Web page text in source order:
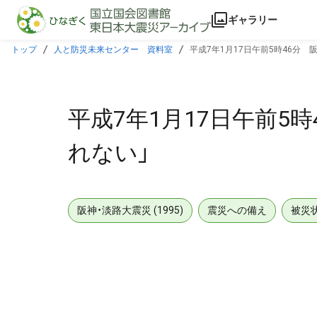
本文に飛ぶ
ギャラリー
トップ 人と防災未来センター 資料室 平成7年1月17日午前5時46分 阪
平成7年1月17日午前5
れない」
阪神・淡路大震災 (1995) 震災への備え 被災